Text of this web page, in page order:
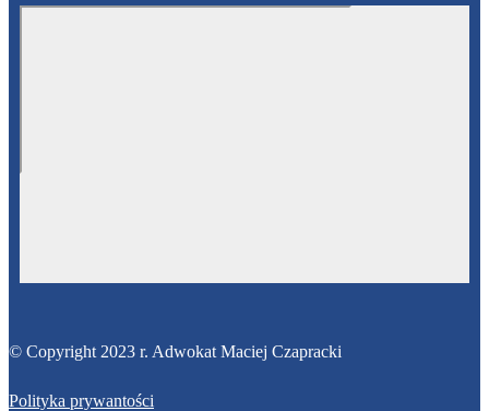
© Copyright 2023 r. Adwokat Maciej Czapracki
Polityka prywantości